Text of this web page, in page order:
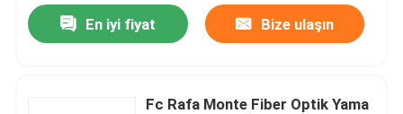
En iyi fiyat Bize ulaşın
Fc Rafa Monte Fiber Optik Yama